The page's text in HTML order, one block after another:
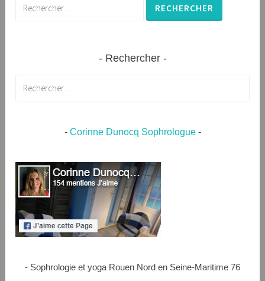
Rechercher
- Corinne Dunocq Sophrologue-
- Sophrologie et yoga Rouen Nord en Seine-Maritime 76